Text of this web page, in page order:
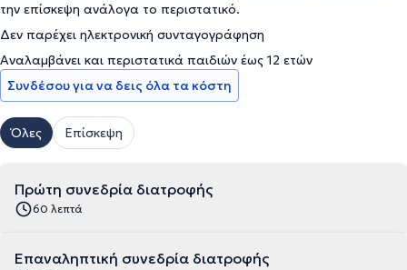
την επίσκεψη ανάλογα το περιστατικό.
Δεν παρέχει ηλεκτρονική συνταγογράφηση
Αναλαμβάνει και περιστατικά παιδιών έως 12 ετών
Συνδέσου για να δεις όλα τα κόστη
Όλες Επίσκεψη
Πρώτη συνεδρία διατροφής
60 λεπτά
Eπαναληπτική συνεδρία διατροφής